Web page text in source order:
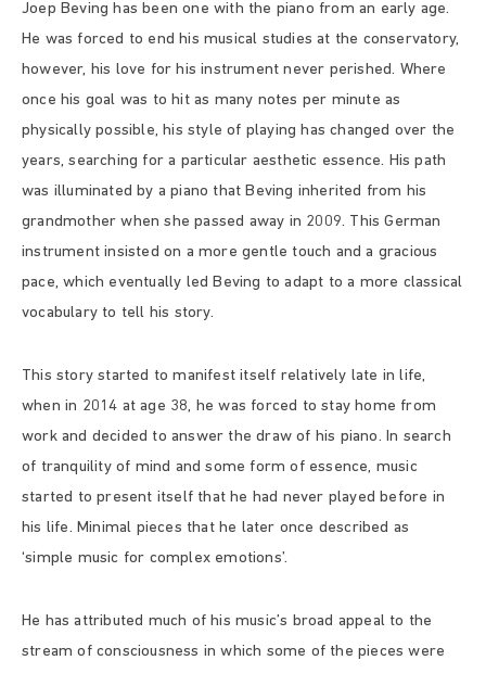
Joep Beving has been one with the piano from an early age.
He was forced to end his musical studies at the conservatory,
however, his love for his instrument never perished. Where
once his goal was to hit as many notes per minute as
physically possible, his style of playing has changed over the
years, searching for a particular aesthetic essence. His path
was illuminated by a piano that Beving inherited from his
grandmother when she passed away in 2009. This German
instrument insisted on a more gentle touch and a gracious
pace, which eventually led Beving to adapt to a more classical
vocabulary to tell his story.
This story started to manifest itself relatively late in life,
when in 2014 at age 38, he was forced to stay home from
work and decided to answer the draw of his piano. In search
of tranquility of mind and some form of essence, music
started to present itself that he had never played before in
his life. Minimal pieces that he later once described as
‘simple music for complex emotions’.
He has attributed much of his music’s broad appeal to the
stream of consciousness in which some of the pieces were